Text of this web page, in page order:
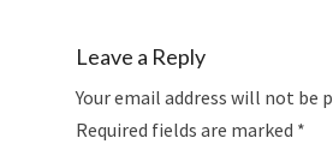
Leave a Reply
Your email address will not be
Required fields are marked *